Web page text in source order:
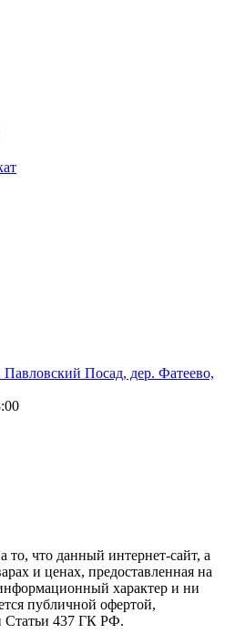
Павловский Посад, дер. Фатеево,
что данный интернет-сайт, а
и ценах, предоставленная на
характер и ни
публичной офертой,
Статьи 437 ГК РФ.